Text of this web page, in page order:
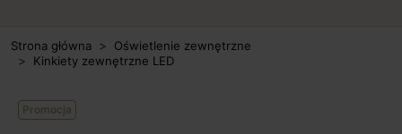
Strona główna
Oświetlenie zewnętrzne
Kinkiety zewnętrzne LED
Promocja